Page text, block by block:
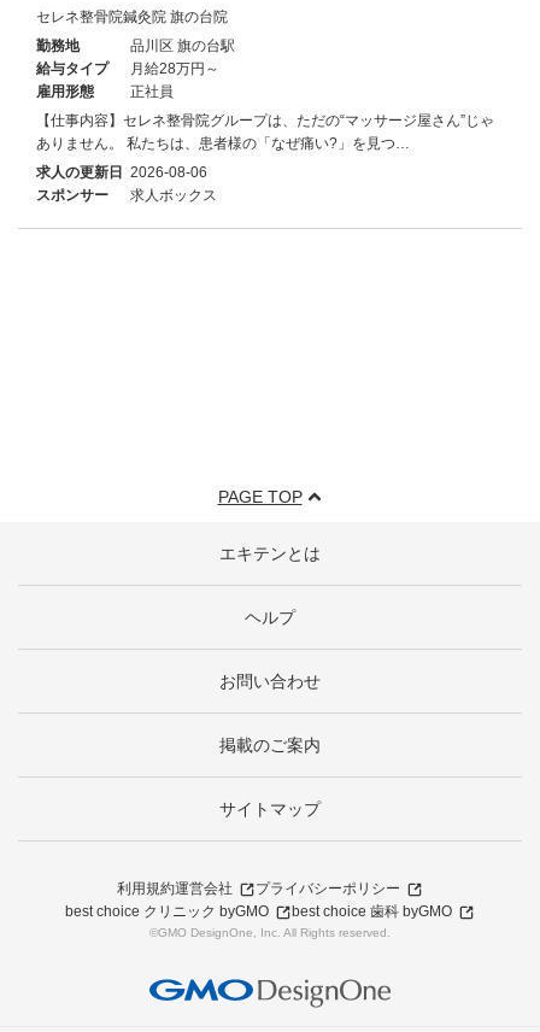
セレネ整骨院鍼灸院 旗の台院
勤務地
品川区 旗の台駅
給与タイプ
月給28万円～
雇用形態
正社員
【仕事内容】セレネ整骨院グループは、ただの“マッサージ屋さん”じゃ
ありません。 私たちは、患者様の「なぜ痛い?」を見つ…
求人の更新日 2026-08-06
スポンサー
求人ボックス
PAGE TOP
エキテンとは
ヘルプ
お問い合わせ
掲載のご案内
サイトマップ
利用規約運営会社
プライバシーポリシー
best choice クリニック byGMO
best choice 歯科 byGMO
©GMO DesignOne, Inc. All Rights reserved.